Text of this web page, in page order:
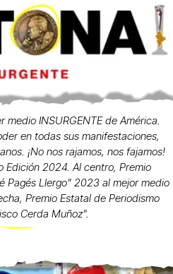
medio INSURGENTE de América.
en todas sus manifestaciones,
¡No nos rajamos, nos fajamos!
Edición 2024. Al centro, Premio
Pagés Llergo" 2023 al mejor medio
Premio Estatal de Periodismo
Cerda Muñoz".